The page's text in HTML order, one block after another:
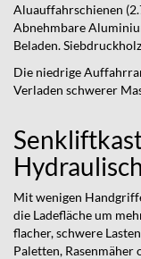
Aluauffahrschienen
Abnehmbare
Beladen.
Die niedrige
Verladen schwerer
Mit wenigen
die Ladefläche um
flacher, schwere
Paletten, Rasenmäher